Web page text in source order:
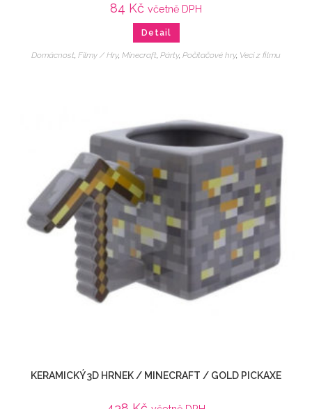
84 Kč včetně DPH
Detail
Domácnost, Filmy / Hry, Minecraft, Párty, Počítačové hry, Veci z filmu
KERAMICKÝ 3D HRNEK / MINECRAFT / GOLD PICKAXE